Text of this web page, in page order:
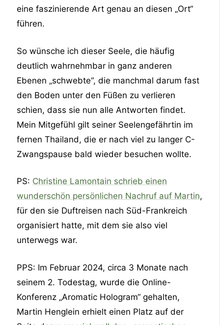
eine faszinierende Art genau an diesen „Ort“
führen.
So wünsche ich dieser Seele, die häufig
deutlich wahrnehmbar in ganz anderen
Ebenen „schwebte“, die manchmal darum fast
den Boden unter den Füßen zu verlieren
schien, dass sie nun alle Antworten findet.
Mein Mitgefühl gilt seiner Seelengefährtin im
fernen Thailand, die er nach viel zu langer C-
Zwangspause bald wieder besuchen wollte.
PS: Christine Lamontain schrieb einen
wunderschön persönlichen Nachruf auf Martin,
für den sie Duftreisen nach Süd-Frankreich
organisiert hatte, mit dem sie also viel
unterwegs war.
PPS: Im Februar 2024, circa 3 Monate nach
seinem 2. Todestag, wurde die Online-
Konferenz „Aromatic Hologram“ gehalten,
Martin Henglein erhielt einen Platz auf der